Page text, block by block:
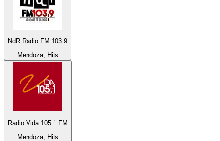
NdR Radio FM 103.9
Mendoza, Hits
Radio Vida 105.1 FM
Mendoza, Hits